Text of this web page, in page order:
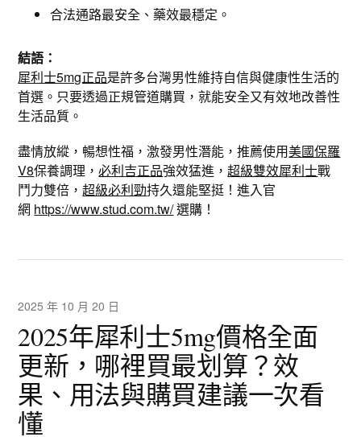
合法通路最安全、藥效最穩定。
結語：
犀利士5mg正品是許多台灣男性維持自信與健康性生活的
首選。只要透過正規管道購買，就能安全又有效地改善性
生活品質。
盡情放縱，暢想性福，激發男性潛能，推薦使用美國保羅
V8保養調理，必利吉正品強效猛進，超級雙效犀利士戰
鬥力雙倍，超級必利勁持久還能堅挺！進入官
網 https://www.stud.com.tw/選購！
2025 年 10 月 20 日
2025年犀利士5mg價格全面
更新，哪裡買最划算？效
果、用法與購買建議一次看
懂